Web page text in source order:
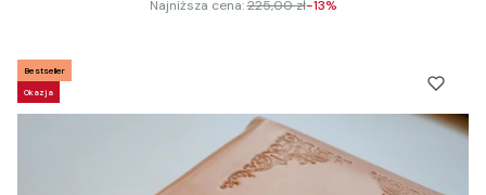
Najniższa cena:225,00 zł-13%
Okazja
Bestseller